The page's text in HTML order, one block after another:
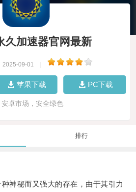
久加速器官网最新
2025-09-01
苹果下载 PC下载
安卓市场，安全绿色
排行
秘而又强大的存在，由于其引力